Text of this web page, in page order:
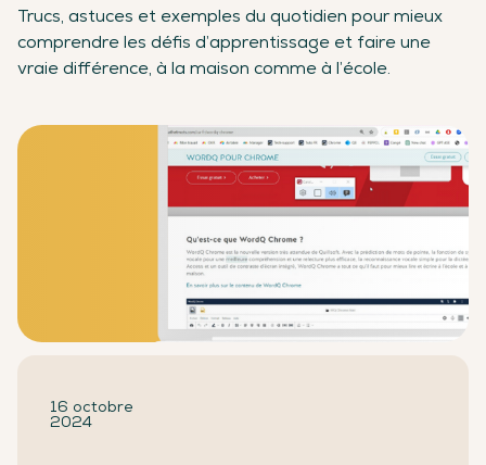
Trucs, astuces et exemples du quotidien pour mieux
comprendre les défis d’apprentissage et faire une
vraie différence, à la maison comme à l’école.
16 octobre
2024